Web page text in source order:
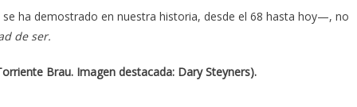
ha demostrado en nuestra historia, desde el 68 hasta hoy—, no
de ser.
Brau. Imagen destacada: Dary Steyners).